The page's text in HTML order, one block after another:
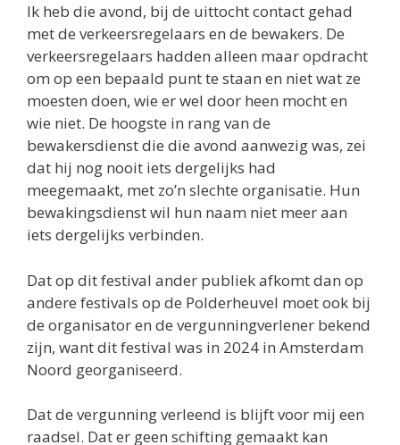
Ik heb die avond, bij de uittocht contact gehad
met de verkeersregelaars en de bewakers. De
verkeersregelaars hadden alleen maar opdracht
om op een bepaald punt te staan en niet wat ze
moesten doen, wie er wel door heen mocht en
wie niet. De hoogste in rang van de
bewakersdienst die die avond aanwezig was, zei
dat hij nog nooit iets dergelijks had
meegemaakt, met zo’n slechte organisatie. Hun
bewakingsdienst wil hun naam niet meer aan
iets dergelijks verbinden.
Dat op dit festival ander publiek afkomt dan op
andere festivals op de Polderheuvel moet ook bij
de organisator en de vergunningverlener bekend
zijn, want dit festival was in 2024 in Amsterdam
Noord georganiseerd.
Dat de vergunning verleend is blijft voor mij een
raadsel. Dat er geen schifting gemaakt kan